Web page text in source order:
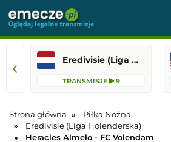
Eredivisie (Liga Holenderska)
TRANSMISJE 9
Strona główna
Piłka Nożna
Eredivisie (Liga Holenderska)
Heracles Almelo - FC Volendam